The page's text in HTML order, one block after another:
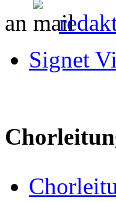
an
Signet